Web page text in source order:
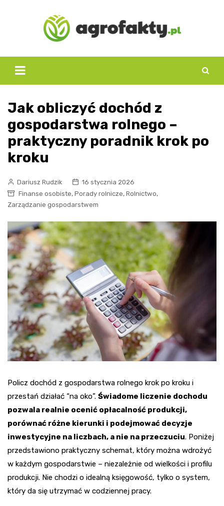
Jak obliczyć dochód z
gospodarstwa rolnego –
praktyczny poradnik krok po
kroku
Dariusz Rudzik
16 stycznia 2026
Finanse osobiste, Porady rolnicze, Rolnictwo,
Zarządzanie gospodarstwem
Policz dochód z gospodarstwa rolnego krok po kroku i
przestań działać “na oko”. Świadome liczenie dochodu
pozwala realnie ocenić opłacalność produkcji,
porównać różne kierunki i podejmować decyzje
inwestycyjne na liczbach, a nie na przeczuciu. Poniżej
przedstawiono praktyczny schemat, który można wdrożyć
w każdym gospodarstwie – niezależnie od wielkości i profilu
produkcji. Nie chodzi o idealną księgowość, tylko o system,
który da się utrzymać w codziennej pracy.